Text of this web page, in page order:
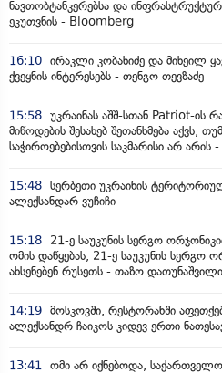
ნავთობტანკერებსა და
ეკუთვნის - Bloomberg
16:10 ირაკლი კობახიძე და მიხეილ
ქვეყნის ინტერესებს - თენგო თევზაძე
15:58 უკრაინას აშშ-სთან Patriot-ის
მიწოდების შესახებ შეთანხმება აქვს,
საჭიროებებისთვის საკმარისი არ
15:48 სერბეთი უკრაინის
ალექსანდარ ვუჩიჩი
15:18
21-ე საუკუნის სერგო
ომის დაწყებას, 21-ე საუკუნის სერგო
ახსენებენ რუსეთს - თაზო
14:19 მოსკოვში, რესტორანში
ალექსანდრ ჩაიკოს კიდევ ერთი
13:41 ომი არ იქნებოდა,